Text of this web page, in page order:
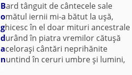
Bard tânguit de cântecele sale
omătul iernii mi-a bătut la uşă,
ghicesc în el doar mituri ancestrale
durând în piatra vremilor cătuşă
aceloraşi cântări neprihănite
nuntind în ceruri umbre şi lumini,